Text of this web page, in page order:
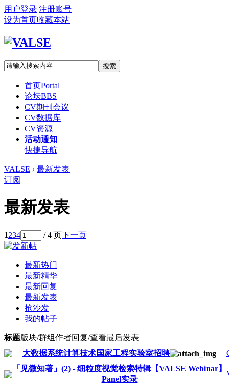
用户登录 注册账号
设为首页收藏本站
搜索
首页Portal
论坛BBS
CV期刊会议
CV数据库
CV资源
活动通知
快捷导航
VALSE › 最新发表
订阅
最新发表
1234 / 4 页下一页
最新热门
最新精华
最新回复
最新发表
抢沙发
我的帖子
标题版块/群组作者回复/查看最后发表
大数据系统计算技术国家工程实验室招聘
「见微知著」(2) - 细粒度视觉检索特辑【VALSE Webinar】
Panel实录